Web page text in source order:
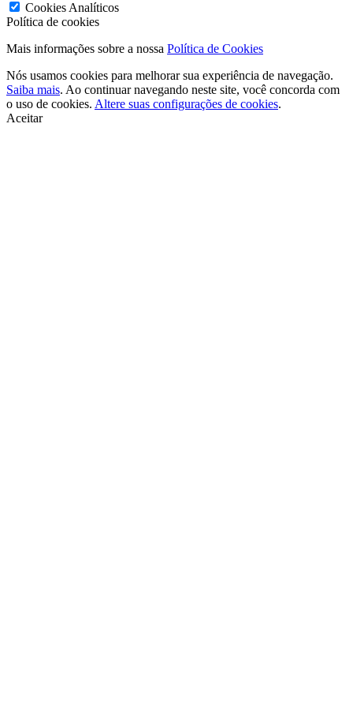
Cookies Analíticos
Política de cookies
Mais informações sobre a nossa Política de Cookies
Nós usamos cookies para melhorar sua experiência de navegação.
Saiba mais. Ao continuar navegando neste site, você concorda com
o uso de cookies. Altere suas configurações de cookies.
Aceitar